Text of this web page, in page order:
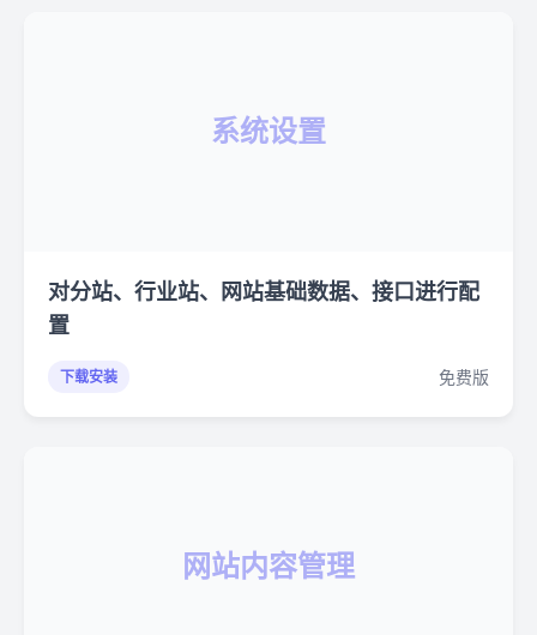
系统设置
对分站、行业站、网站基础数据、接口进行配
置
下载安装 免费版
网站内容管理